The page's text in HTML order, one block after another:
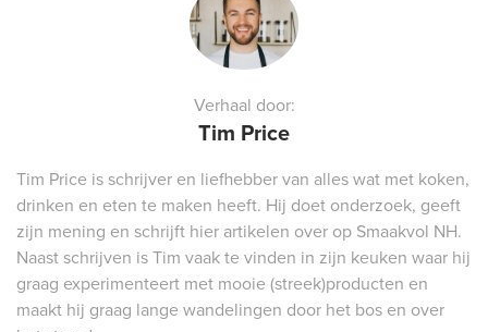
Verhaal door:
Tim Price
Tim Price is schrijver en liefhebber van alles wat met koken,
drinken en eten te maken heeft. Hij doet onderzoek, geeft
zijn mening en schrijft hier artikelen over op Smaakvol NH.
Naast schrijven is Tim vaak te vinden in zijn keuken waar hij
graag experimenteert met mooie (streek)producten en
maakt hij graag lange wandelingen door het bos en over